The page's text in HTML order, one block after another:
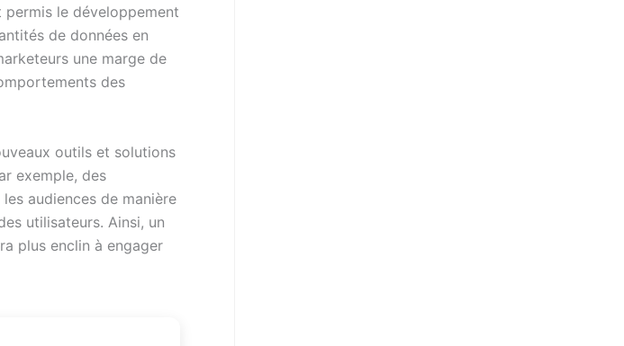
permis le développement
de données en
une marge de
des
outils et solutions
exemple, des
audiences de manière
utilisateurs. Ainsi, un
plus enclin à engager